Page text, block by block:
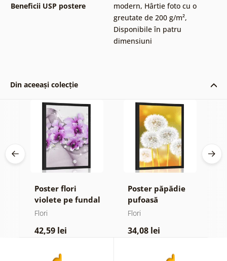
Beneficii USP postere
modern, Hârtie foto cu o
greutate de 200 g/m²,
Disponibile în patru
dimensiuni
Din aceeași colecție
Poster flori
violete pe fundal
abstract
Flori
42,59 lei
Poster păpădie
pufoasă
Flori
34,08 lei